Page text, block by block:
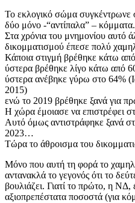
Το εκλογικό σώμα συγκέντρωνε
δύο μόνο -“αντίπαλα” – κόμματα.
Στα χρόνια του μνημονίου αυτό
δικομματισμού έπεσε πολύ
Κάποια στιγμή βρέθηκε κάτω
ύστερα βρέθηκε λίγο κάτω από
ύστερα ανέβηκε γύρω στο 64%
2015)
ενώ το 2019 βρέθηκε ξανά για
Η χώρα έμοιασε να επιστρέφει
Αυτό όμως αντιστράφηκε ξανά
2023…
Τώρα το άθροισμα του
Μόνο που αυτή τη φορά το
αντανακλά το γεγονός ότι το
βουλιάζει. Γιατί το πρώτο, η ΝΔ,
αξιοπρεπέστατα ποσοστά (για